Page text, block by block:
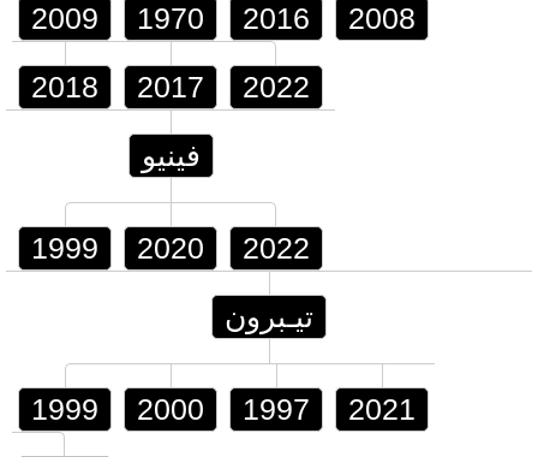
2009 1970 2016 2008
2018 2017 2022
فينيو
1999 2020 2022
تيـبرون
1999 2000 1997 2021